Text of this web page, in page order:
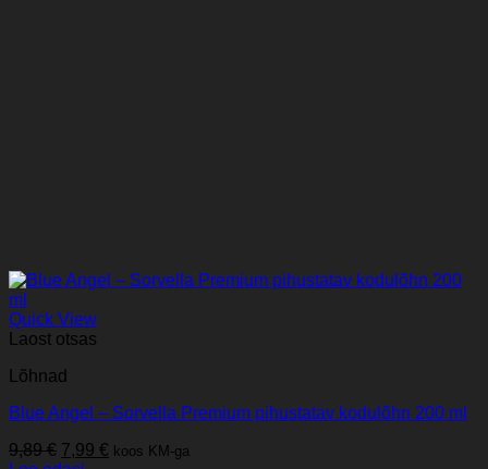
Quick View
Laost otsas
Lõhnad
Blue Angel – Sorvella Premium pihustatav kodulõhn 200 ml
9,89€ Algne
7,99 € Praegune
koos KM-ga